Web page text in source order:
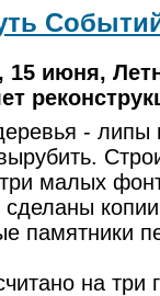
Соб
15 июня,
- липы
малых
памятники
на три